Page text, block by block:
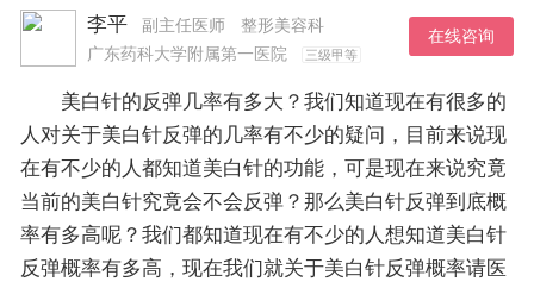
李平 副主任医师
整形美容科
广东药科大学附属第一医院
三级甲等
在线咨询
美白针的反弹几率有多大？我们知道现在有很多的
人对关于美白针反弹的几率有不少的疑问，目前来说现
在有不少的人都知道美白针的功能，可是现在来说究竟
当前的美白针究竟会不会反弹？那么美白针反弹到底概
率有多高呢？我们都知道现在有不少的人想知道美白针
反弹概率有多高，现在我们就关于美白针反弹概率请医